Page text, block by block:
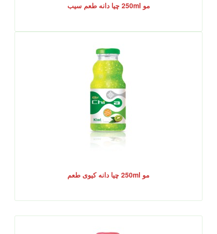
مو 250ml چیا دانه طعم سیب
مو 250ml چیا دانه کیوی طعم